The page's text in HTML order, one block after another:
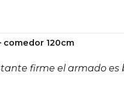
comedor 120cm
firme el armado